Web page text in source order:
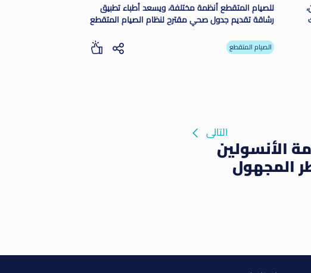
للصيام المتقطع أنظمة مختلفة، ويسعد أطباء تطبيق
رشاقة تقديم جدول صحي مقترح لنظام الصيام المتقطع
الصيام المتقطع
التالى
الأنسولين
المجهول